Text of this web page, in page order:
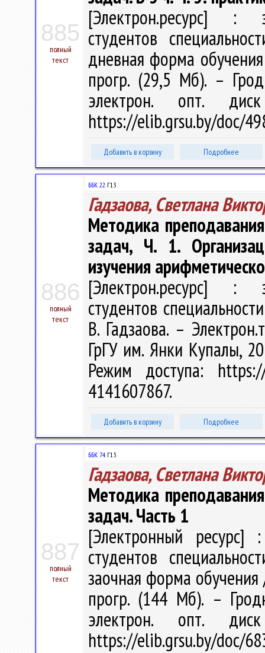
885
полный
текст
[Электрон.ресурс] :
студентов
дневная форма
прогр. (29,5 Мб). –
электрон. опт.
https://elib.grsu.by/doc/
Добавить в корзину Подробнее
886
полный
текст
ББК 22.Г13
Гадзаова, Светлана
Методика
задач, Ч. 1.
изучения
[Электрон.ресурс] :
студентов
В. Гадзаова. –
ГрГУ им. Янки Купалы,
Режим доступа:
4141607867.
Добавить в корзину Подробнее
887
полный
текст
ББК 74.Г13
Гадзаова, Светлана
Методика
задач. Часть 1
[Электронный ресурс]
студентов
заочная форма обучения
прогр. (144 Мб). –
электрон. опт.
https://elib.grsu.by/doc/